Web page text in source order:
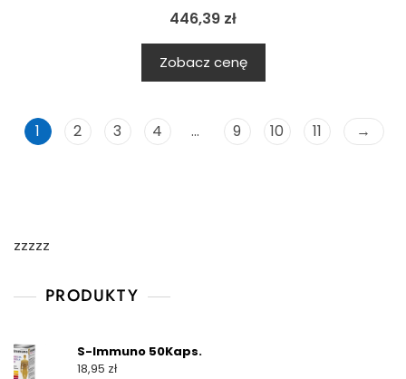
446,39 zł
Zobacz cenę
1 2 3 4 … 9 10 11 →
zzzzz
PRODUKTY
S-Immuno 50Kaps.
18,95 zł